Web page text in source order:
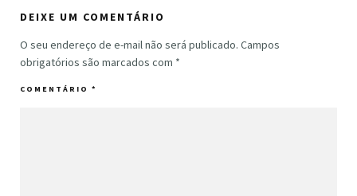
DEIXE UM COMENTÁRIO
O seu endereço de e-mail não será publicado. Campos
obrigatórios são marcados com *
COMENTÁRIO *